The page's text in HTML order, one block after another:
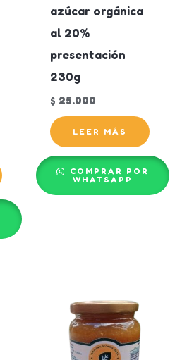
azúcar orgánica
al 20%
presentación
230g
$ 25.000
LEER MÁS
COMPRAR POR
WHATSAPP